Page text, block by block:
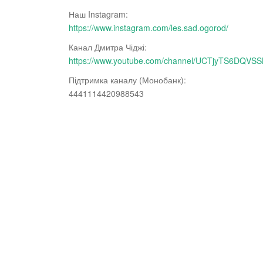
Наш Instagram:
https://www.instagram.com/les.sad.ogorod/
Канал Дмитра Чіджі:
https://www.youtube.com/channel/
Підтримка каналу (Монобанк):
4441114420988543